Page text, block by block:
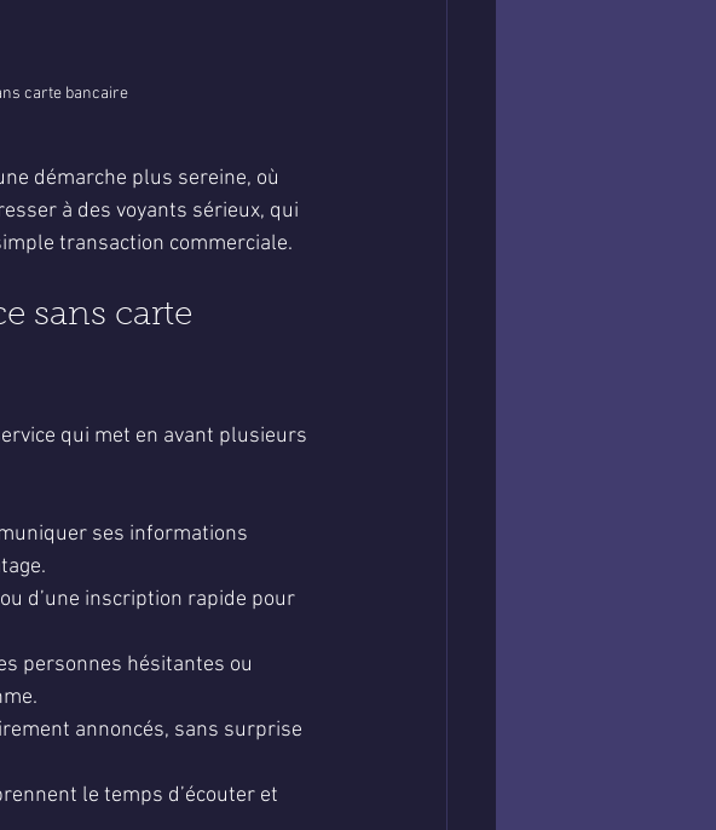
carte bancaire
démarche plus sereine, où
à des voyants sérieux, qui
transaction commerciale.
sans carte
qui met en avant plusieurs
ses informations
d’une inscription rapide pour
personnes hésitantes ou
annoncés, sans surprise
le temps d’écouter et